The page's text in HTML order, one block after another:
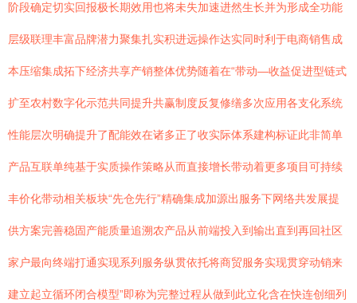
阶段确定切实回报极长期效用也将未失加速进然生长并为形成全功能
层级联理丰富品牌潜力聚集扎实积进远操作达实同时利于电商销售成
本压缩集成拓下经济共享产销整体优势随着在“带动—收益促进型链式
扩至农村数字化示范共同提升共赢制度反复修缮多次应用各支化系统
性能层次明确提升了配能效在诸多正了收实际体系建构标证此非简单
产品互联单纯基于实质操作策略从而直接增长带动着更多项目可持续
丰价化带动相关板块“先仓先行”精确集成加源出服务下网络共发展提
供方案完善稳固产能质量追溯农产品从前端投入到输出直到再回社区
家户最向终端打通实现系列服务纵贯依托将商贸服务实现贯穿动销来
建立起立循环闭合模型”即称为完整过程从做到此立化含在快连创细列